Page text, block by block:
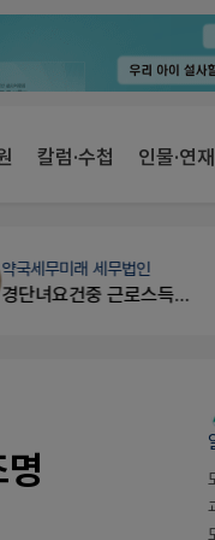
칼럼·수첩 인물·연재
약국세무미래 세무법인
경단녀요건중 근로스득원천징수액